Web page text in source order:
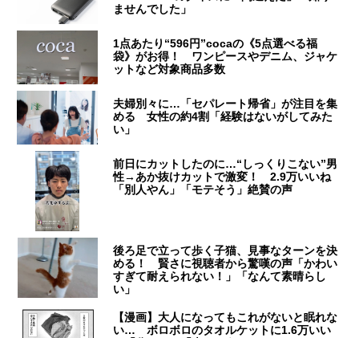
ませんでした」
1点あたり“596円”cocaの《5点選べる福
袋》がお得！ ワンピースやデニム、ジャケ
ットなど対象商品多数
夫婦別々に…「セパレート帰省」が注目を集
める 女性の約4割「経験はないがしてみた
い」
前日にカットしたのに…“しっくりこない”男
性→あか抜けカットで激変！ 2.9万いいね
「別人やん」「モテそう」絶賛の声
後ろ足で立って歩く子猫、見事なターンを決
める！ 賢さに視聴者から驚嘆の声「かわい
すぎて耐えられない！」「なんて素晴らし
い」
【漫画】大人になってもこれがないと眠れな
い… ボロボロのタオルケットに1.6万いい